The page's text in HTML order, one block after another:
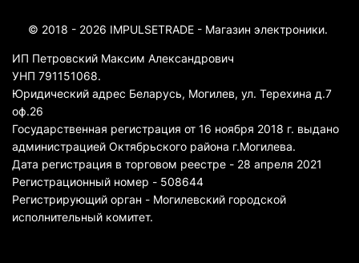
© 2018 - 2026 IMPULSETRADE - Магазин электроники.
ИП Петровский Максим Александрович
УНП 791151068.
Юридический адрес Беларусь, Могилев, ул. Терехина д.7
оф.26
Государственная регистрация от 16 ноября 2018 г. выдано
администрацией Октябрьского района г.Могилева.
Дата регистрация в торговом реестре - 28 апреля 2021
Регистрационный номер - 508644
Регистрирующий орган - Могилевский городской
исполнительный комитет.